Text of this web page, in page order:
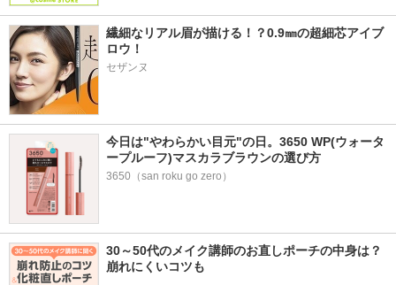
繊細なリアル眉が描ける！？0.9㎜の超細芯アイブ
ロウ！
セザンヌ
今日は"やわらかい目元"の日。3650 WP(ウォータ
ープルーフ)マスカラブラウンの選び方
3650（san roku go zero）
30～50代のメイク講師のお直しポーチの中身は？
崩れにくいコツも